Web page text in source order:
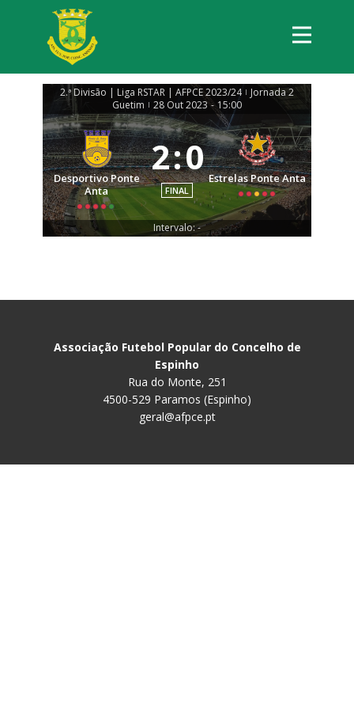
2.ª Divisão | Liga RSTAR | AFPCE 2023/24 | Jornada 2
Guetim | 28 Out 2023 - 15:00
Desportivo Ponte
Anta
2:0
FINAL
Estrelas Ponte Anta
Intervalo: -
Associação Futebol Popular do Concelho de
Espinho
Rua do Monte, 251
4500-529 Paramos (Espinho)
geral@afpce.pt